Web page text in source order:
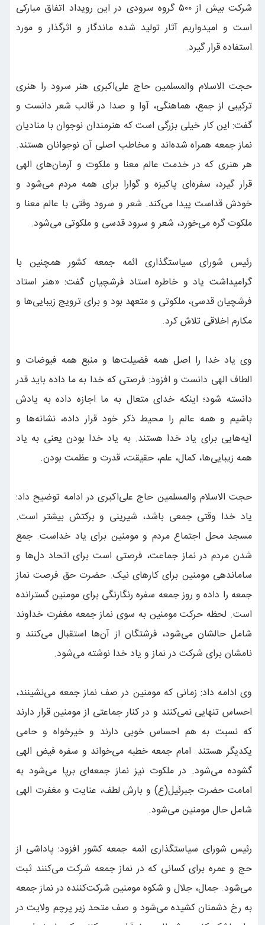
شرکت بیش از ۵۰۰ گروه سرودی در این رویداد اتفاق مبارکی
است و امیدواریم آثار تولید شده ماندگار و اثرگذار و مورد
استفاده قرار گیرد.
حجت الاسلام والمسلمین حاج علی‌اکبری هنر سرود را هنری
ترکیبی از جمع، هماهنگی، آوا و صدا در قالب شعر دانست و
گفت: این کار خیلی بزرگی است که هنرمندان نوجوان با منادیان
نماز جمعه همراه شده‌اند و مخاطب اصلی آن نوجوانان هستند.
هر هنری که در خدمت عالم معنا و ملکوت و آرمان‌های الهی
قرار گیرد، سفره‌ای پاکیزه و گوارا برای همه مردم می‌شود و
خودش قداست پیدا می‌کند. شعر و سرود وقتی با عالم معنا و
ملکوت گره می‌خورد، شعر و سرود قدسی و ملکوتی می‌شود.
رئیس شورای سیاستگذاری ائمه جمعه کشور همچنین با
گرامیداشت یاد و خاطره استاد فرشچیان گفت: «هنر استاد
فرشچیان قدسی، ملکوتی و متعهد بود و برای ترویج زیبایی‌ها و
مکارم اخلاقی تلاش کرد.
وی یاد خدا را اصل همه فضیلت‌ها و منبع همه فیوضات و
الطاف الهی دانست و افزود: فرصتی که خدا به ما داده باید قدر
دانسته شود؛ اینکه خدای متعال به ما اجازه داده به یادش
باشیم و همه عالم را محیط ذکر خود قرار داده، نشانه‌ها و
آیه‌هایی برای یاد خدا هستند. به یاد خدا بودن یعنی به یاد
همه زیبایی‌ها، کمال، علم، حقیقت، قدرت و عظمت بودن.
حجت الاسلام والمسلمین حاج علی‌اکبری در ادامه توضیح داد:
یاد خدا وقتی جمعی باشد، شیرینی و برکتش بیشتر است.
مسجد محل اجتماع مردم و مومنین برای یاد خداست. جمع
شدن مردم در نماز جماعت، فرصتی است برای اتحاد دل‌ها و
ساماندهی مومنین برای کارهای نیک. حضرت حق فرصت نماز
جمعه را داده و روز جمعه سفره رنگارنگی برای مومنین گسترانده
است. لحظه حرکت مومنین به سوی نماز جمعه مغفرت خداوند
شامل حالشان می‌شود، فرشتگان از آن‌ها استقبال می‌کنند و
نامشان برای شرکت در نماز و یاد خدا نوشته می‌شود.
وی ادامه داد: زمانی که مومنین در صف نماز جمعه می‌نشینند،
احساس تنهایی نمی‌کنند و در کنار جماعتی از مومنین قرار دارند
که نسبت به هم احساس خوبی دارند و خیرخواه و حامی
یکدیگر هستند. امام جمعه خطبه می‌خواند و سفره فیض الهی
گشوده می‌شود. در ملکوت نیز نماز جمعه‌ای برپا می‌شود به
امامت حضرت جبرئیل(ع) و بارش لطف، عنایت و مغفرت الهی
شامل حال مومنین می‌شود.
رئیس شورای سیاستگذاری ائمه جمعه کشور افزود: پاداشی از
حج و عمره برای کسانی که در نماز جمعه شرکت می‌کنند ثبت
می‌شود. جمال، جلال و شکوه مومنین شرکت‌کننده در نماز جمعه
به رخ دشمنان کشیده می‌شود و صف متحد زیر پرچم ولایت در